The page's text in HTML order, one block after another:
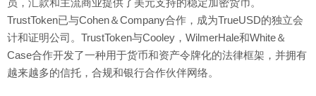
员，汇款和主流商业提供了美元支持的稳定加密货币。
TrustToken已与Cohen＆Company合作，成为TrueUSD的独立会
计和证明公司。TrustToken与Cooley，WilmerHale和White＆
Case合作开发了一种用于货币和资产令牌化的法律框架，并拥有
越来越多的信托，合规和银行合作伙伴网络。